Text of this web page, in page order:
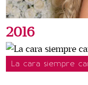
2016
La cara siempre